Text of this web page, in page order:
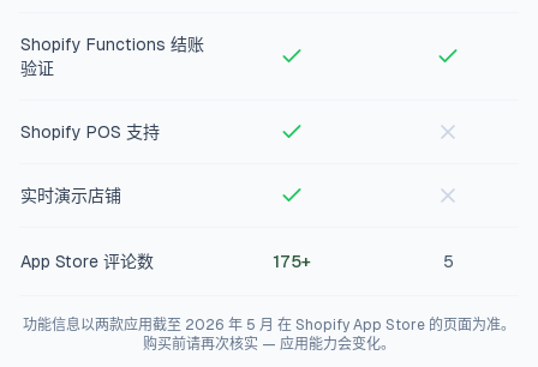
Shopify Functions 结账
验证
Shopify POS 支持
实时演示店铺
App Store 评论数 175+ 5
功能信息以两款应用截至 2026 年 5 月 在 Shopify App Store 的页面为准。
购买前请再次核实 — 应用能力会变化。